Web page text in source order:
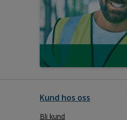
Kund hos oss
Bli kund